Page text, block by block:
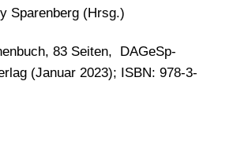
Sparenberg (Hrsg.)
83 Seiten, DAGeSp-
(Januar 2023); ISBN: 978-3-